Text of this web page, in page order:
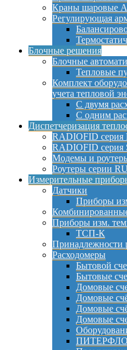
Краны шаровые
Регулирующая
Блочные решения
Блочные
Тепловые
Комплект
учета тепловой
С двумя
С одним
Диспетчеризация
RADIOFID серия
RADIOFID серия
Модемы и
Роутеры серии
Измерительные
Датчики
Приборы
Приборы изм.
ТСП-К
Принадлежности
Расходомеры
Бытовой
Бытовые
Домовые
Домовые
Домовые
Домовые